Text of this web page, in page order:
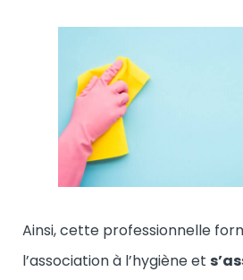
Ainsi, cette professionnelle
l’association à l’hygiène et